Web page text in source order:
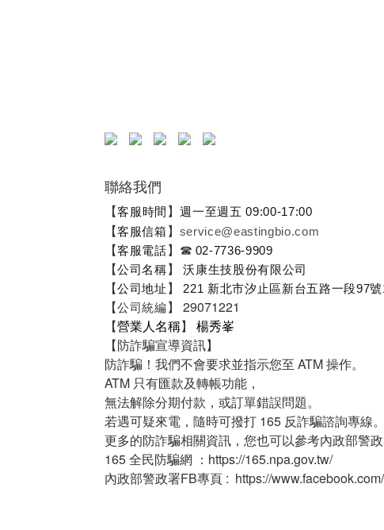
聯絡我們
【客服時間 】週一至週五 09:00-17:00
【客服信箱 】 service@eastingbio.com
【客服電話】 ☎ 02-7736-9909
【公司名稱】 沃康生技股份有限公司
【公司地址 】 221 新北市汐止區新台五路一段97
【公司統編】
29071221
【營業人名稱】
楊秀峯
【防詐騙宣導資訊】
防詐騙！我們不會要求並指示您至 ATM 操作。
ATM 只有匯款及轉帳功能，
無法解除分期付款，或訂單錯誤問題。
若遇可疑來電，隨時可撥打 165 反詐騙諮詢專線。
更多的防詐騙相關資訊，您也可以參考內政部警政
165 全民防騙網 ：https://165.npa.gov.tw/
內政部警政署FB專頁 : https://